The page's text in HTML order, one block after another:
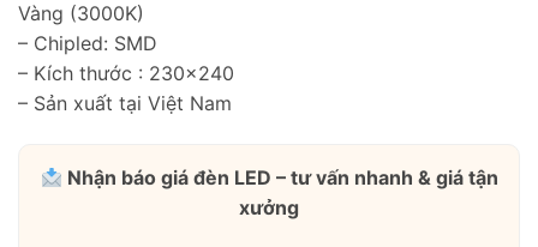
Vàng (3000K)
– Chipled: SMD
– Kích thước : 230×240
– Sản xuất tại Việt Nam
Nhận báo giá đèn LED – tư vấn nhanh & giá tận
xưởng